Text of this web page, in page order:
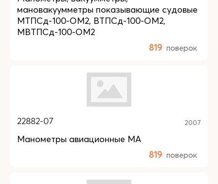
мановакуумметры показывающие судовые
МТПСд-100-ОМ2, ВТПСд-100-ОМ2,
МВТПСд-100-ОМ2
819 поверок
22882-07 2007
Манометры авиационные МА
819 поверок